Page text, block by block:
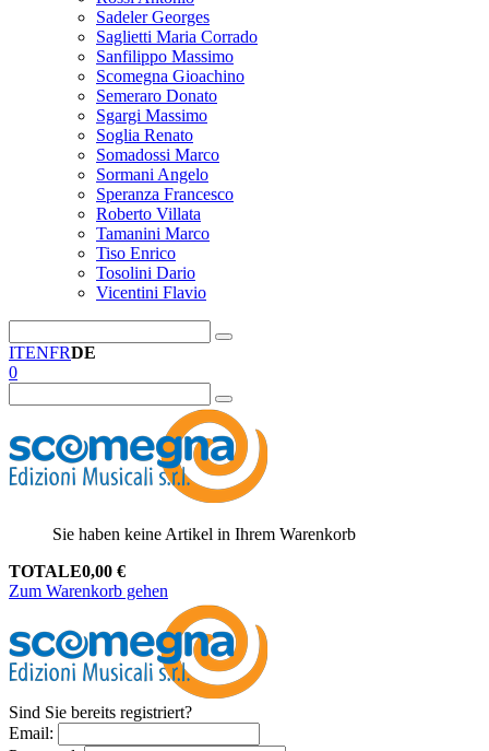
Sadeler Georges
Saglietti Maria Corrado
Sanfilippo Massimo
Scomegna Gioachino
Semeraro Donato
Sgargi Massimo
Soglia Renato
Somadossi Marco
Sormani Angelo
Speranza Francesco
Roberto Villata
Tamanini Marco
Tiso Enrico
Tosolini Dario
Vicentini Flavio
ITENFRDE
0
Sie haben keine Artikel in Ihrem Warenkorb
TOTALE0,00 €
Zum Warenkorb gehen
Sind Sie bereits registriert?
Email: